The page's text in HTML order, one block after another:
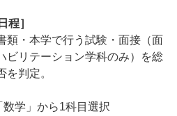
程］
類・本学で行う試験・面接（面
ビリテーション学科のみ）を総
を判定。
学」から1科目選択